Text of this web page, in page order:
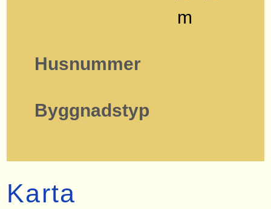
m
Husnummer
Byggnadstyp
Karta